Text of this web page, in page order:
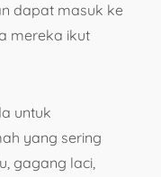
dapat masuk ke
mereka ikut
untuk
yang sering
gagang laci,